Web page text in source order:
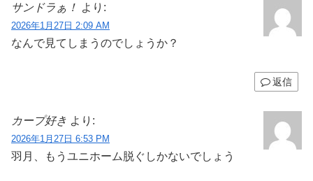
サンドラぁ！ より:
2026年1月27日 2:09 AM
なんで見てしまうのでしょうか？
返信
カープ好き より:
2026年1月27日 6:53 PM
羽月、もうユニホーム脱ぐしかないでしょう